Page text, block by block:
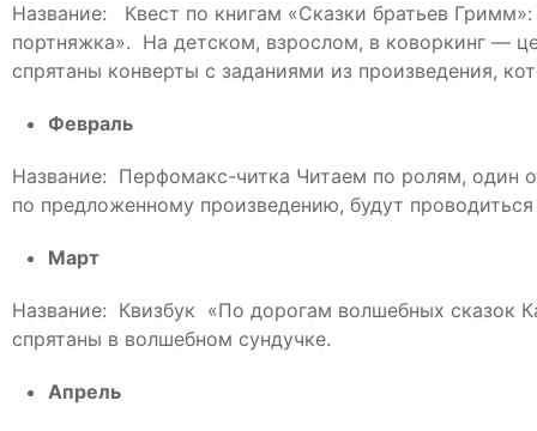
Название: Квест по книгам «Сказки братьев
портняжка». На детском, взрослом, в коворкинг —
спрятаны конверты с заданиями из произведения,
Февраль
Название: Перфомакс-читка Читаем по ролям, один
по предложенному произведению, будут
Март
Название: Квизбук «По дорогам волшебных сказок
спрятаны в волшебном сундучке.
Апрель